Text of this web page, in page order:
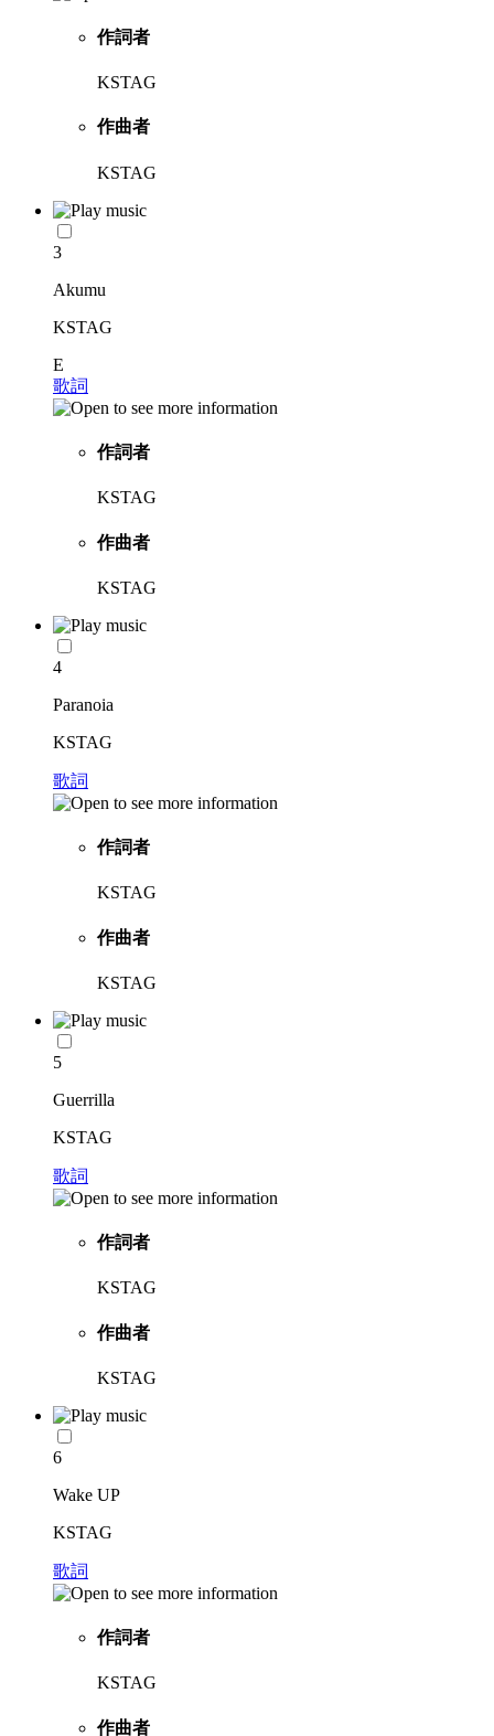
作詞者
KSTAG
作曲者
KSTAG
3
Akumu
KSTAG
E
歌詞
作詞者
KSTAG
作曲者
KSTAG
4
Paranoia
KSTAG
歌詞
作詞者
KSTAG
作曲者
KSTAG
5
Guerrilla
KSTAG
歌詞
作詞者
KSTAG
作曲者
KSTAG
6
Wake UP
KSTAG
歌詞
作詞者
KSTAG
作曲者